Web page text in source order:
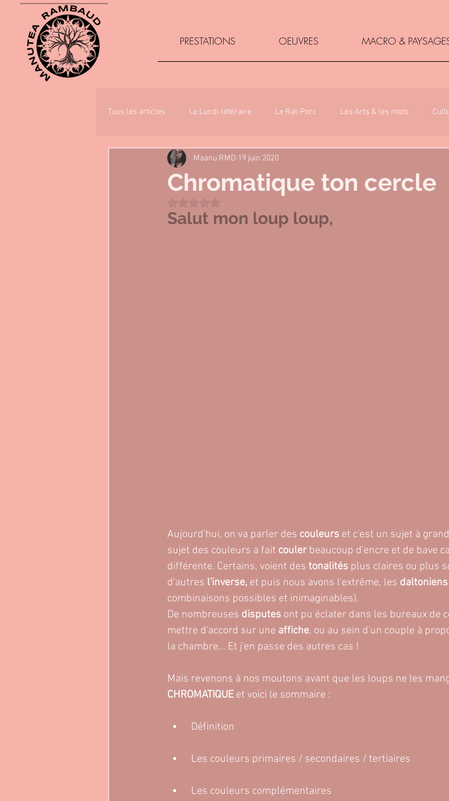
PRESTATIONS OEUVRES MACRO &
Tous les articles Le Lundi-littéraire Le Rat-Porc Les Arts & les mots
Chromatique ton cercle
Maanu RMD 19 juin 2020
Salut mon loup loup,
Aujourd'hui, on va parler des couleurs et c'est un sujet à
sujet des couleurs a fait couler beaucoup d'encre et de bave
différente. Certains, voient des tonalités plus claires ou plus
d'autres l'inverse, et puis nous avons l'extrême, les daltoniens
combinaisons possibles et inimaginables).
De nombreuses disputes ont pu éclater dans les bureaux de
mettre d'accord sur une affiche, ou au sein d'un couple à
la chambre... Et j'en passe des autres cas !
Mais revenons à nos moutons avant que les loups ne les
CHROMATIQUE et voici le sommaire :
Définition
Les couleurs primaires / secondaires / tertiaires
Les couleurs complémentaires